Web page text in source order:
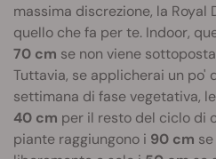
massima discrezione, la Royal
quello che fa per te. Indoor,
70 cm se non viene
Tuttavia, se applicherai un po'
settimana di fase vegetativa,
40 cm per il resto del ciclo di
piante raggiungono i 90 cm